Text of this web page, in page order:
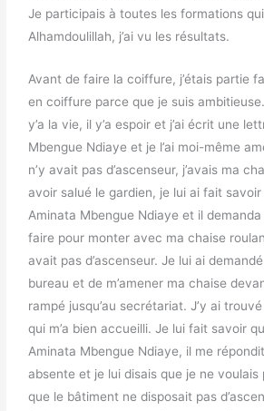
Je participais à toutes les formations
Alhamdoulillah, j’ai vu les résultats.
Avant de faire la coiffure, j’étais partie
en coiffure parce que je suis
y’a la vie, il y’a espoir et j’ai écrit une
Mbengue Ndiaye et je l’ai moi-même
n’y avait pas d’ascenseur, j’avais ma
avoir salué le gardien, je lui ai fait
Aminata Mbengue Ndiaye et il demanda
faire pour monter avec ma chaise
avait pas d’ascenseur. Je lui ai
bureau et de m’amener ma chaise
rampé jusqu’au secrétariat. J’y ai
qui m’a bien accueilli. Je lui fait savoir
Aminata Mbengue Ndiaye, il me
absente et je lui disais que je ne voulais
que le bâtiment ne disposait pas